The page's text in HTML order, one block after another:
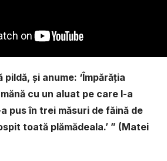
pildă, și anume: ‘Împărăția
cu un aluat pe care l-a
pus în trei măsuri de făină de
toată plămădeala.’ ” (Matei